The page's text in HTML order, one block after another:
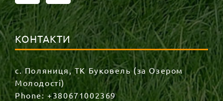
КОНТАКТИ
с. Поляниця, ТК Буковель (за Озером
Молодості)
Phone:+380671002369